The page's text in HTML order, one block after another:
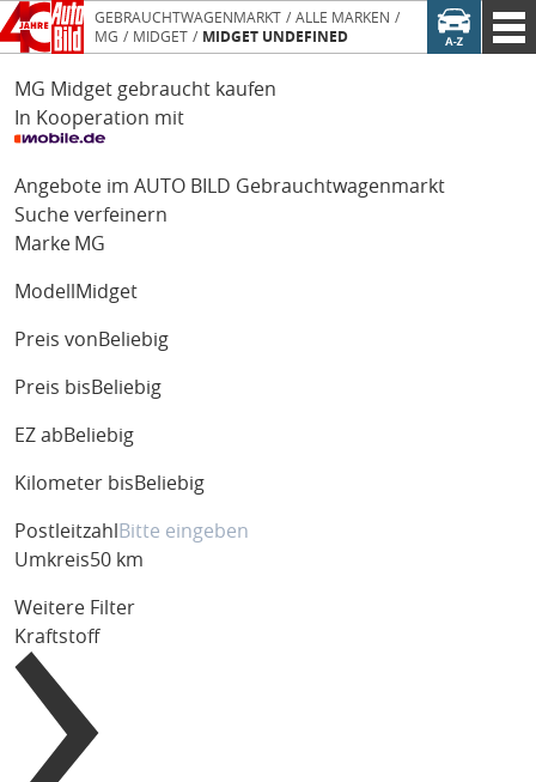
GEBRAUCHTWAGENMARKT
ALLE MARKEN
MG
MIDGET MIDGET UNDEFINED
MG Midget gebraucht kaufen
In Kooperation mit
Angebote im AUTO BILD Gebrauchtwagenmarkt
Suche verfeinern
Marke MG
Modell Midget
Preis von Beliebig
Preis bis Beliebig
EZ ab Beliebig
Kilometer bis Beliebig
Postleitzahl
Umkreis50 km
Weitere Filter
Kraftstoff